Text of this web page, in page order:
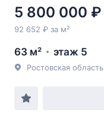
5 800 000 ₽
92 652 ₽ за м²
63 м² этаж 5
Ростовская область